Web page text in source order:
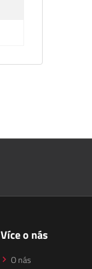
Více o nás
O nás